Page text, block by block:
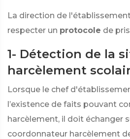
La direction de
respecter un protocole de
1- Détection de la
harcèlement
Lorsque le chef
l’existence de faits pouvant
harcèlement, il doit échanger
coordonnateur harcèlement